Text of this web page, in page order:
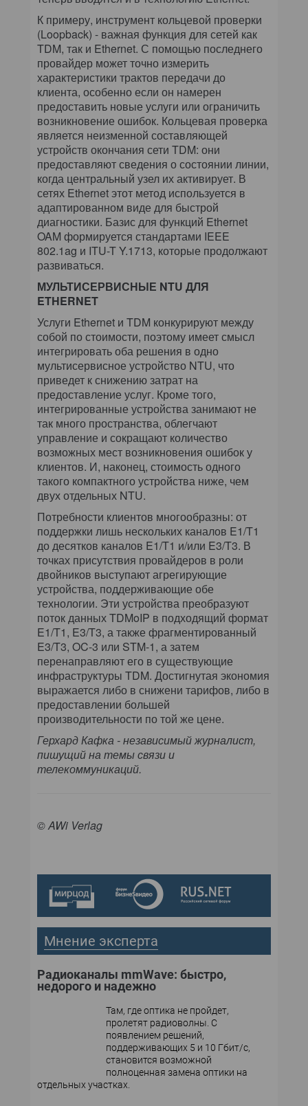
К примеру, инструмент кольцевой проверки
(Loopback) - важная функция для сетей как
TDM, так и Ethernet. С помощью последнего
провайдер может точно измерить
характеристики трактов передачи до
клиента, особенно если он намерен
предоставить новые услуги или ограничить
возникновение ошибок. Кольцевая проверка
является неизменной составляющей
устройств окончания сети TDM: они
предоставляют сведения о состоянии линии,
когда центральный узел их активирует. В
сетях Ethernet этот метод используется в
адаптированном виде для быстрой
диагностики. Базис для функций Ethernet
OAM формируется стандартами IEEE
802.1ag и ITU-T Y.1713, которые продолжают
развиваться.
МУЛЬТИСЕРВИСНЫЕ NTU ДЛЯ
ETHERNET
Услуги Ethernet и TDM конкурируют между
собой по стоимости, поэтому имеет смысл
интегрировать оба решения в одно
мультисервисное устройство NTU, что
приведет к снижению затрат на
предоставление услуг. Кроме того,
интегрированные устройства занимают не
так много пространства, облегчают
управление и сокращают количество
возможных мест возникновения ошибок у
клиентов. И, наконец, стоимость одного
такого компактного устройства ниже, чем
двух отдельных NTU.
Потребности клиентов многообразны: от
поддержки лишь нескольких каналов E1/T1
до десятков каналов E1/T1 и/или E3/T3. В
точках присутствия провайдеров в роли
двойников выступают агрегирующие
устройства, поддерживающие обе
технологии. Эти устройства преобразуют
поток данных TDMoIP в подходящий формат
E1/T1, E3/T3, а также фрагментированный
E3/T3, OC-3 или STM-1, а затем
перенаправляют его в существующие
инфраструктуры TDM. Достигнутая экономия
выражается либо в снижени тарифов, либо в
предоставлении большей
производительности по той же цене.
Герхард Кафка - независимый журналист,
пишущий на темы связи и
телекоммуникаций.
© AWi Verlag
Мнение эксперта
Радиоканалы mmWave: быстро,
недорого и надежно
Там, где оптика не пройдет,
пролетят радиоволны. С
появлением решений,
поддерживающих 5 и 10 Гбит/с,
становится возможной
полноценная замена оптики на
отдельных участках.